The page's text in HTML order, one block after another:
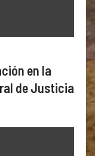
en la
de Justicia